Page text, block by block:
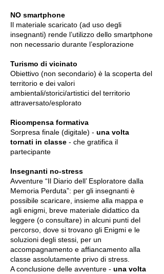
NO smartphone
Il materiale scaricato (ad uso degli
insegnanti) rende l’utilizzo dello smartphone
non necessario durante l’esplorazione
Turismo di vicinato
Obiettivo (non secondario) è la scoperta del
territorio e dei valori
ambientali/storici/artistici del territorio
attraversato/esplorato
Ricompensa formativa
Sorpresa finale (digitale) - una volta
tornati in classe - che gratifica il
partecipante
Insegnanti no-stress
Avventure “Il Diario dell’ Esploratore dalla
Memoria Perduta”: per gli insegnanti è
possibile scaricare, insieme alla mappa e
agli enigmi, breve materiale didattico da
leggere (o consultare) in alcuni punti del
percorso, dove si trovano gli Enigmi e le
soluzioni degli stessi, per un
accompagnamento e affiancamento alla
classe assolutamente privo di stress.
A conclusione delle avventure - una volta